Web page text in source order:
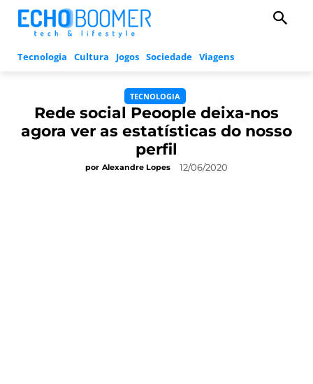
Tecnologia Cultura Jogos Sociedade Viagens
TECNOLOGIA
Rede social Peoople deixa-nos
agora ver as estatísticas do nosso
perfil
por Alexandre Lopes 12/06/2020